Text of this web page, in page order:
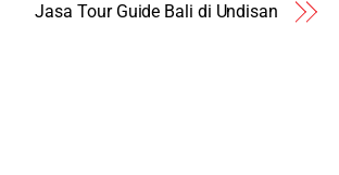
Jasa Tour Guide Bali di Undisan